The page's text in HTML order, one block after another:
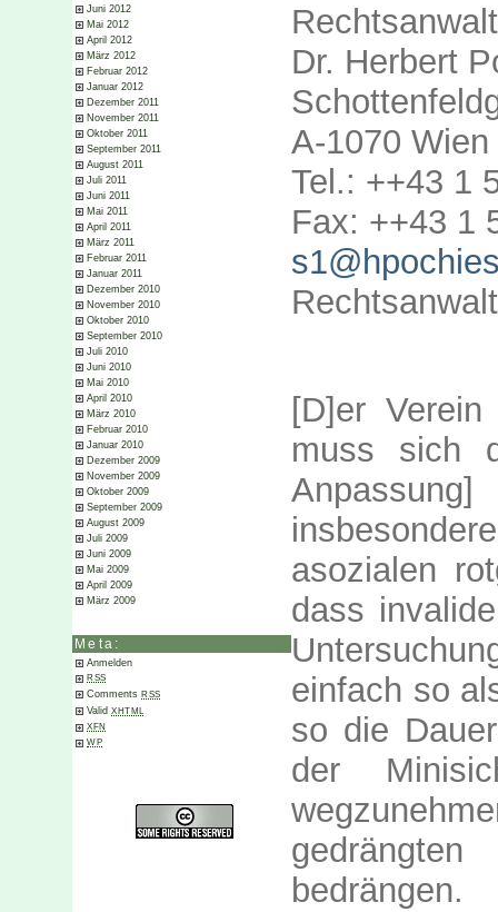
Juni 2012
Mai 2012
April 2012
März 2012
Februar 2012
Januar 2012
Dezember 2011
November 2011
Oktober 2011
September 2011
August 2011
Juli 2011
Juni 2011
Mai 2011
April 2011
März 2011
Februar 2011
Januar 2011
Dezember 2010
November 2010
Oktober 2010
September 2010
Juli 2010
Juni 2010
Mai 2010
April 2010
März 2010
Februar 2010
Januar 2010
Dezember 2009
November 2009
Oktober 2009
September 2009
August 2009
Juli 2009
Juni 2009
Mai 2009
April 2009
März 2009
Meta:
Anmelden
RSS
Comments RSS
Valid XHTML
XFN
WP
Rechtsanwalt
Dr. Herbert
A-1070 Wien
Tel.: ++43 1
Fax: ++43 1
[D]er Verein
muss sich
asozialen
dass
einfach so
so die
der
bedrängen.